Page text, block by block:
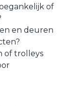
of
en deuren
of trolleys